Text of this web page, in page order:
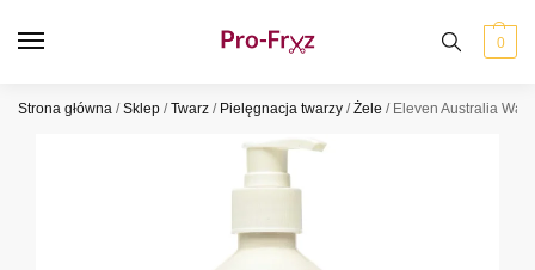
0
Strona główna /Sklep /Twarz / Pielęgnacja twarzy /Żele / Eleven Australia